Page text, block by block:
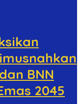
BNN
2045